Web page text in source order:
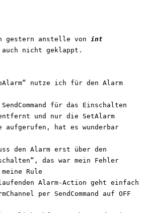
gestern anstelle von int
nicht geklappt.
nutze ich für den Alarm
für das Einschalten
und nur die SetAlarm
aufgerufen , hat es wunderbar
den Alarm erst über den
das war mein Fehler
Rule
Alarm-Action geht einfach
per SendCommand auf OFF